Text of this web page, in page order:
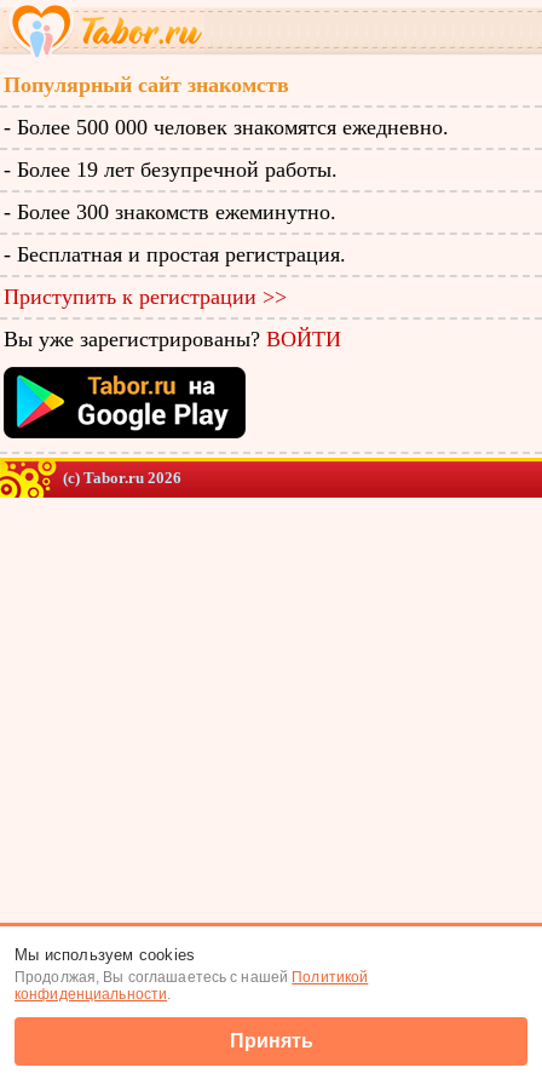
Популярный сайт знакомств
- Более 500 000 человек знакомятся ежедневно.
- Более 19 лет безупречной работы.
- Более 300 знакомств ежеминутно.
- Бесплатная и простая регистрация.
Приступить к регистрации >>
Вы уже зарегистрированы? ВОЙТИ
(c) Tabor.ru 2026
Мы используем cookies
Продолжая, Вы соглашаетесь с нашей Политикой
конфиденциальности.
Принять